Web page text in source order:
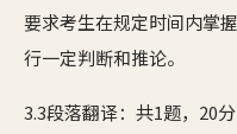
要求考生在规定时间内掌
行一定判断和推论。
3.3段落翻译：共1题，20